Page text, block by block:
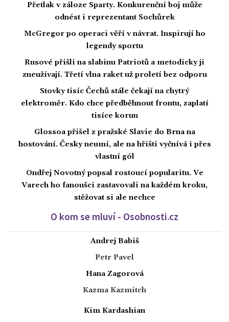
Přetlak v záloze Sparty. Konkurenční boj může
odnést i reprezentant Sochůrek
McGregor po operaci věří v návrat. Inspirují ho
legendy sportu
Rusové přišli na slabinu Patriotů a metodicky ji
zneužívají. Třetí vlna raket už proletí bez odporu
Stovky tisíc Čechů stále čekají na chytrý
elektroměr. Kdo chce předběhnout frontu, zaplatí
tisíce korun
Glossoa přišel z pražské Slavie do Brna na
hostování. Česky neumí, ale na hřišti vyčnívá i přes
vlastní gól
Ondřej Novotný popsal rostoucí popularitu. Ve
Varech ho fanoušci zastavovali na každém kroku,
stěžovat si ale nechce
O kom se mluví - Osobnosti.cz
Andrej Babiš
Petr Pavel
Hana Zagorová
Kazma Kazmitch
Kim Kardashian